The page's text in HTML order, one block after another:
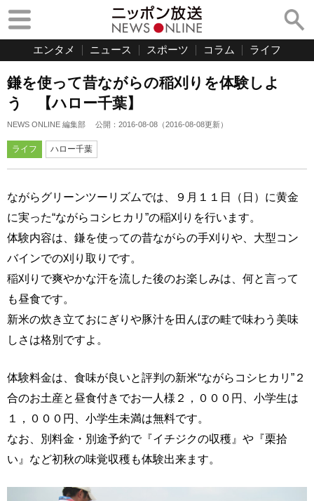
エンタメ ニュース スポーツ コラム ライフ
鎌を使って昔ながらの稲刈りを体験しよ
う 【ハロー千葉】
NEWS ONLINE 編集部 公開： 2016-08-08 （2016-08-08更新）
ライフ ハロー千葉
ながらグリーンツーリズムでは、９月１１日（日）に黄金
に実った“ながらコシヒカリ”の稲刈りを行います。
体験内容は、鎌を使っての昔ながらの手刈りや、大型コン
バインでの刈り取りです。
稲刈りで爽やかな汗を流した後のお楽しみは、何と言って
も昼食です。
新米の炊き立ておにぎりや豚汁を田んぼの畦で味わう美味
しさは格別ですよ。
体験料金は、食味が良いと評判の新米“ながらコシヒカリ”２
合のお土産と昼食付きでお一人様２，０００円、小学生は
１，０００円、小学生未満は無料です。
なお、別料金・別途予約で『イチジクの収穫』や『栗拾
い』など初秋の味覚収穫も体験出来ます。